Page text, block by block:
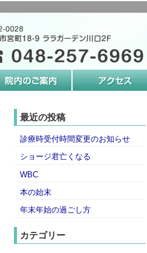
最近の投稿
診療時受付時間変更のお知らせ
ショージ君亡くなる
WBC
本の始末
年末年始の過ごし方
カテゴリー